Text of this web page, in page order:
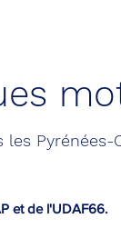
Pyrénées-
et de l'UDAF66.